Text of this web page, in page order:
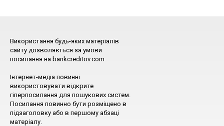
Використання будь-яких матеріалів
сайту дозволяється за умови
посилання на bankcreditov.com
Інтернет-медіа повинні
використовувати відкрите
гіперпосилання для пошукових систем.
Посилання повинно бути розміщено в
підзаголовку або в першому абзаці
матеріалу.